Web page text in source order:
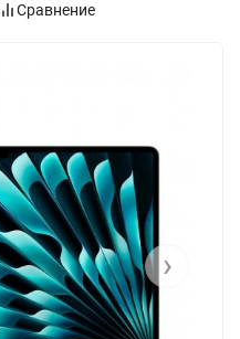
Сравнение
›